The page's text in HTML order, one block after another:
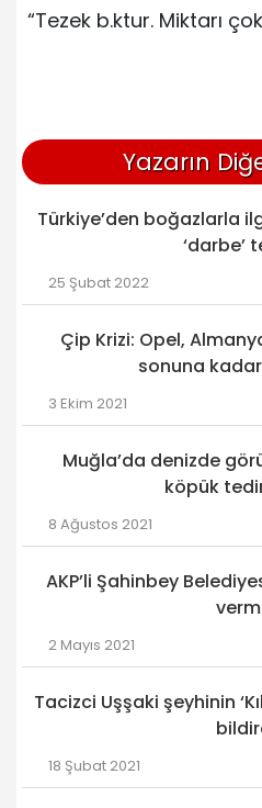
“Tezek b.ktur. Miktarı
Yazarın
Türkiye’den boğazlarla
‘darbe’
25 Şubat 2022
Çip Krizi: Opel,
sonuna
3 Ekim 2021
Muğla’da denizde
köpük
8 Ağustos 2021
AKP’li Şahinbey
2 Mayıs 2021
Tacizci Uşşaki şeyhinin
18 Şubat 2021